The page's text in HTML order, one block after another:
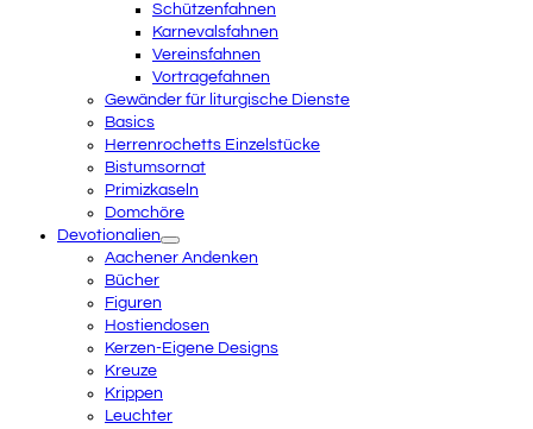
Schützenfahnen
Karnevalsfahnen
Vereinsfahnen
Vortragefahnen
Gewänder für liturgische Dienste
Basics
Herrenrochetts Einzelstücke
Bistumsornat
Primizkaseln
Domchöre
Devotionalien
Aachener Andenken
Bücher
Figuren
Hostiendosen
Kerzen-Eigene Designs
Kreuze
Krippen
Leuchter